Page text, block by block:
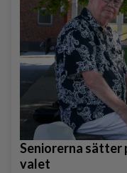
Seniorerna sätter
valet